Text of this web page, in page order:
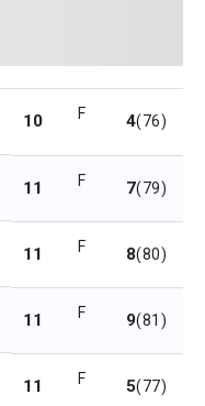
10 F 4(76)
11 F 7(79)
11 F 8(80)
11 F 9(81)
11 F 5(77)